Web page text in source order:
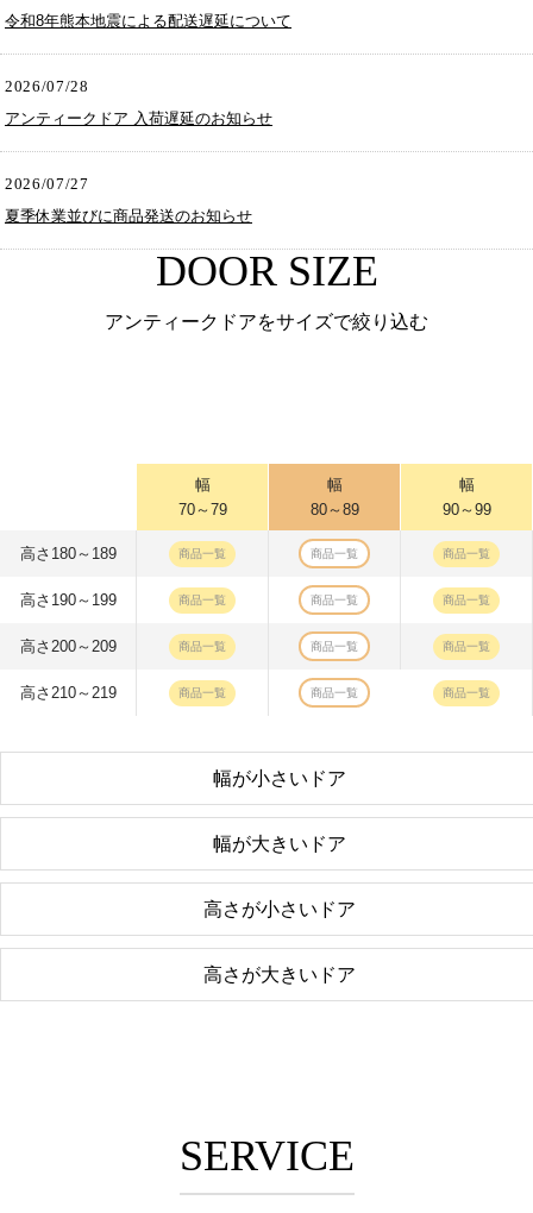
令和8年熊本地震による配送遅延について
2026/07/28
アンティークドア 入荷遅延のお知らせ
2026/07/27
夏季休業並びに商品発送のお知らせ
DOOR SIZE
アンティークドアをサイズで絞り込む
幅
70～79
幅
80～89
幅
90～99
高さ180～189 商品一覧 商品一覧 商品一覧
高さ190～199 商品一覧 商品一覧 商品一覧
高さ200～209 商品一覧 商品一覧 商品一覧
高さ210～219 商品一覧 商品一覧 商品一覧
幅が小さいドア
幅が大きいドア
高さが小さいドア
高さが大きいドア
SERVICE